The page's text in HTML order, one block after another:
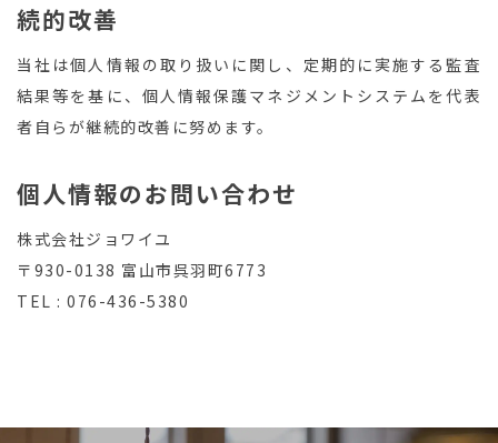
続的改善
当社は個人情報の取り扱いに関し、定期的に実施する監査
結果等を基に、個人情報保護マネジメントシステムを代表
者自らが継続的改善に努めます。
個人情報のお問い合わせ
株式会社ジョワイユ
〒930-0138 富山市呉羽町6773
TEL : 076-436-5380